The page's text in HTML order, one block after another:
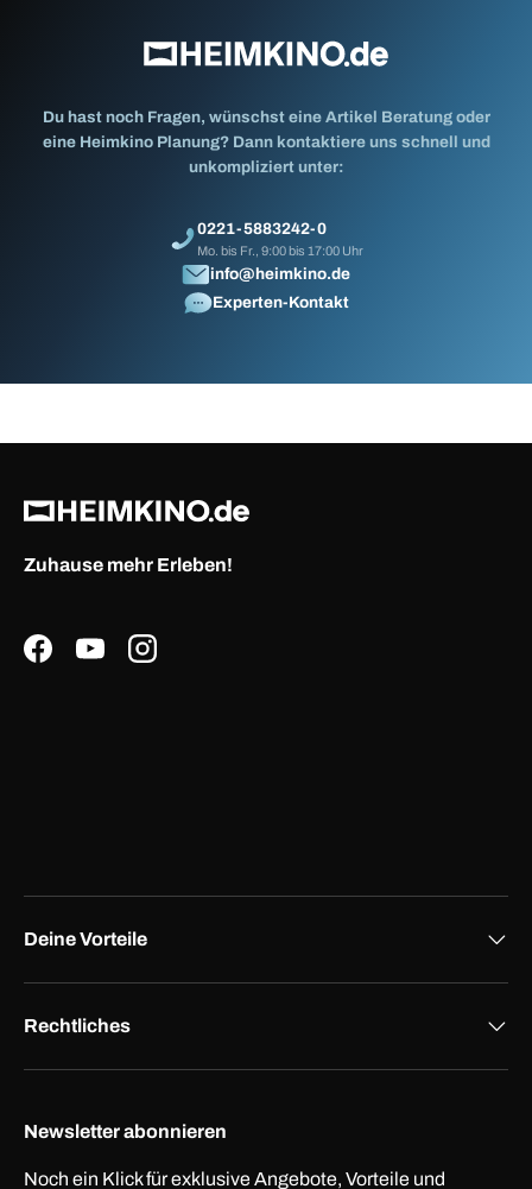
Du hast noch Fragen, wünschst eine Artikel Beratung oder
eine Heimkino Planung? Dann kontaktiere uns schnell und
unkompliziert unter:
0221-5883242-0
Mo. bis Fr., 9:00 bis 17:00 Uhr
info@heimkino.de
Experten-Kontakt
Zuhause mehr Erleben!
FacebookYouTubeInstagram
Deine Vorteile
Rechtliches
Newsletter abonnieren
Noch ein Klick für exklusive Angebote, Vorteile und